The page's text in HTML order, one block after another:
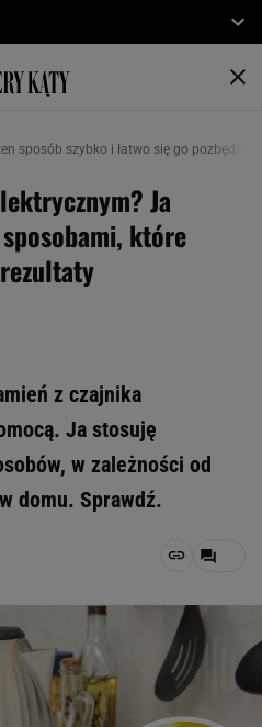
sposób szybko i łatwo się go
Ja
które
z czajnika
Ja stosuję
w zależności od
domu. Sprawdź.